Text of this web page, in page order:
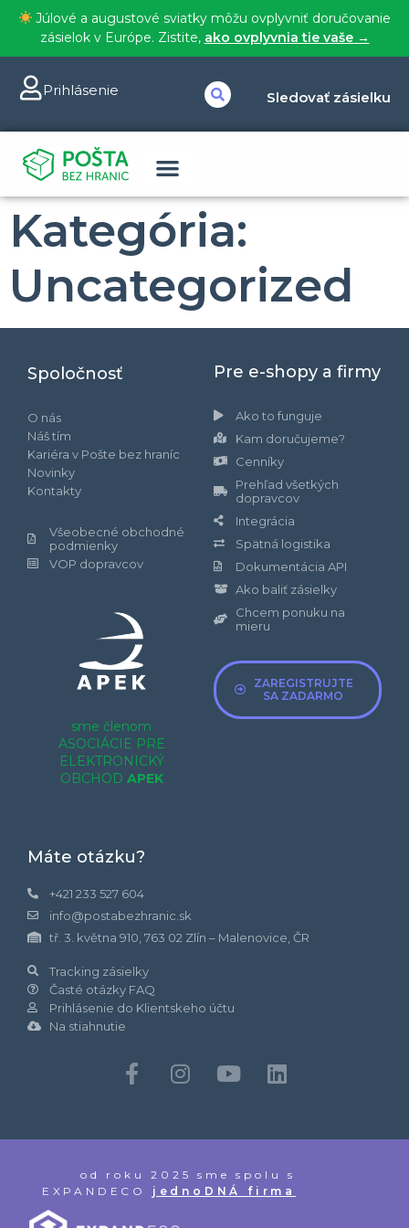
Júlové a augustové sviatky môžu ovplyvniť doručovanie
zásielok v Európe. Zistite, ako ovplyvnia tie vaše →
Prihlásenie Sledovať zásielku
Kategória:
Uncategorized
Spoločnosť
O nás
Náš tím
Kariéra v Pošte bez hraníc
Novinky
Kontakty
Všeobecné obchodné
podmienky
VOP dopravcov
sme členom
ASOCIÁCIE PRE
ELEKTRONICKÝ
OBCHOD APEK
Pre e-shopy a firmy
Ako to funguje
Kam doručujeme?
Cenníky
Prehľad všetkých
dopravcov
Integrácia
Spätná logistika
Dokumentácia API
Ako baliť zásielky
Chcem ponuku na
mieru
ZAREGISTRUJTE
SA ZADARMO
Máte otázku?
+421 233 527 604
info@postabezhranic.sk
tř. 3. května 910, 763 02 Zlín – Malenovice, ČR
Tracking zásielky
Časté otázky FAQ
Prihlásenie do Klientskeho účtu
Na stiahnutie
od roku 2025 sme spolu s
EXPANDECO jednoDNÁ firma